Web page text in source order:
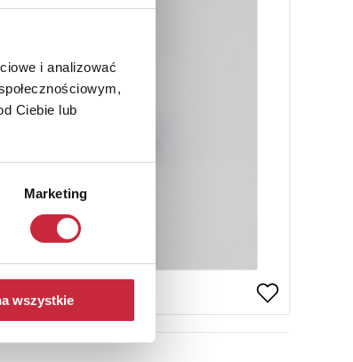
i analizować
Ciebie lub
Marketing
wszystkie